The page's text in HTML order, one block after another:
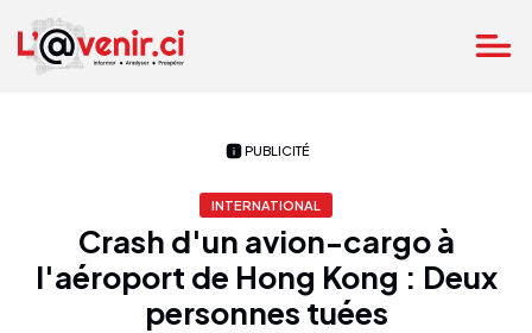
PUBLICITÉ
INTERNATIONAL
Crash d'un avion-cargo à
l'aéroport de Hong Kong : Deux
personnes tuées